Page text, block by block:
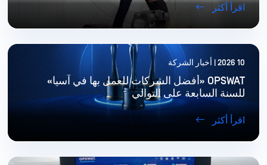
اقرأ أكثر
10 2026 | أخبار الشركة
OPSWAT «أفضل الشركات للعمل بها في آسيا»
للسنة السابعة على التوالي
اقرأ أكثر